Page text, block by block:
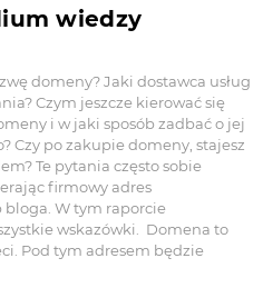
wiedzy
domeny? Jaki dostawca usług
Czym jeszcze kierować się
i w jaki sposób zadbać o jej
Czy po zakupie domeny, stajesz
Te pytania często sobie
firmowy adres
W tym raporcie
wskazówki. Domena to
Pod tym adresem będzie